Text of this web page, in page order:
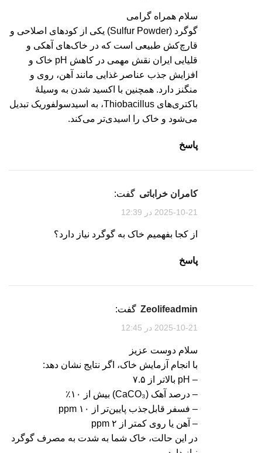
سلام همراه گرامی
گوگرد (Sulfur Powder) یکی از کودهای اصلاحی و
قارچ‌کش طبیعی است که در خاک‌های آهکی و
قلیایی ایران نقش مهمی در کاهش pH خاک و
افزایش جذب عناصر غذایی مانند آهن، روی و
منگنز دارد. همچنین با اکسید شدن به وسیلهٔ
باکتری‌های Thiobacillus، به اسیدسولفوریک تبدیل
می‌شود و خاک را اسیدی‌تر می‌کند.
پاسخ
کامران خراباتی گفت:
2025-10-21 در 12:39
از کجا بفهمیم خاک به گوگرد نیاز دارد؟
پاسخ
zeolifeadmin گفت:
2025-10-21 در 12:45
سلام دوست عزیز
با انجام آزمایش خاک، اگر نتایج نشان دهد:
– pH بالاتر از ۷.۵
– درصد آهک (CaCO₃) بیش از ۱۰٪
– فسفر قابل‌جذب پایین‌تر از ۱۰ ppm
– آهن یا روی کمتر از ۲ ppm
در این حالت، خاک شما به شدت به مصرف گوگرد